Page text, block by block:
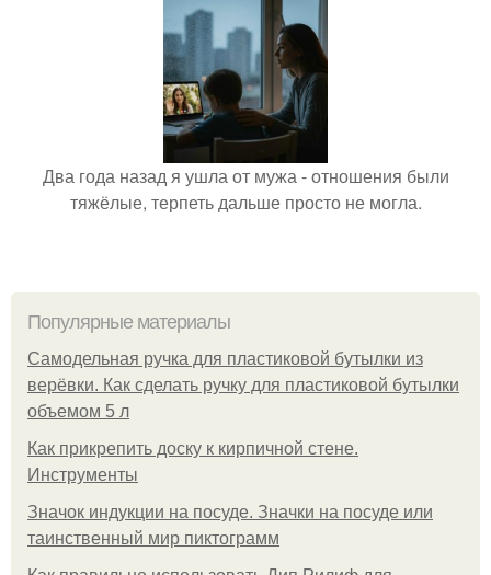
Два года назад я ушла от мужа - отношения были
тяжёлые, терпеть дальше просто не могла.
Популярные материалы
Самодельная ручка для пластиковой бутылки из
верёвки. Как сделать ручку для пластиковой бутылки
объемом 5 л
Как прикрепить доску к кирпичной стене.
Инструменты
Значок индукции на посуде. Значки на посуде или
таинственный мир пиктограмм